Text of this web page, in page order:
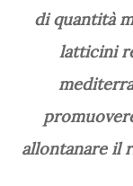
di quantità
latticini
allontanare il